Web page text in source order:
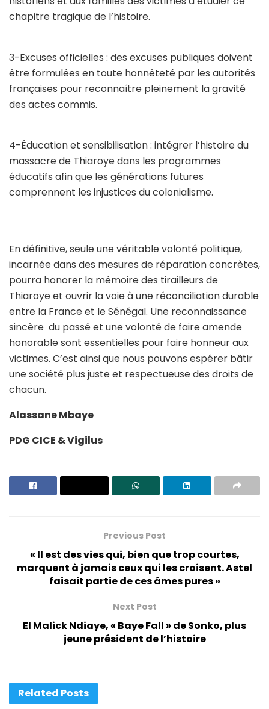
chapitre tragique de l’histoire.
3-Excuses officielles : des excuses publiques doivent
être formulées en toute honnêteté par les autorités
françaises pour reconnaître pleinement la gravité
des actes commis.
4-Éducation et sensibilisation : intégrer l’histoire du
massacre de Thiaroye dans les programmes
éducatifs afin que les générations futures
comprennent les injustices du colonialisme.
En définitive, seule une véritable volonté politique,
incarnée dans des mesures de réparation concrètes,
pourra honorer la mémoire des tirailleurs de
Thiaroye et ouvrir la voie à une réconciliation durable
entre la France et le Sénégal. Une reconnaissance
sincère du passé et une volonté de faire amende
honorable sont essentielles pour faire honneur aux
victimes. C’est ainsi que nous pouvons espérer bâtir
une société plus juste et respectueuse des droits de
chacun.
Alassane Mbaye
PDG CICE & Vigilus
Previous Post
« Il est des vies qui, bien que trop courtes,
marquent à jamais ceux qui les croisent. Astel
faisait partie de ces âmes pures »
Next Post
El Malick Ndiaye, « Baye Fall » de Sonko, plus
jeune président de l’histoire
Related Posts